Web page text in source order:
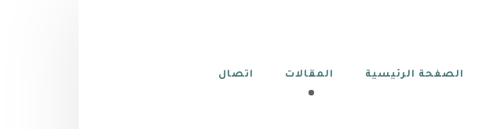
الصفحة الرئيسية المقالات اتصال